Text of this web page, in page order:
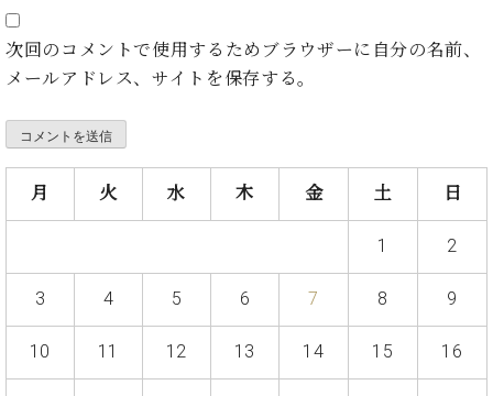
ベ
ヒ
ュ
タ
レ
デ
ス
ジオ
空き
動
音
教
次回のコメントで使用するためブラウザーに自分の名前、
メールアドレス、サイトを保存する。
月 火 水 木 金 土 日
1 2
3 4 5 6 7 8 9
10 11 12 13 14 15 16